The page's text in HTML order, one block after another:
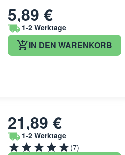
5,89 €
1-2 Werktage
IN DEN WARENKORB
21,89 €
1-2 Werktage
(7)